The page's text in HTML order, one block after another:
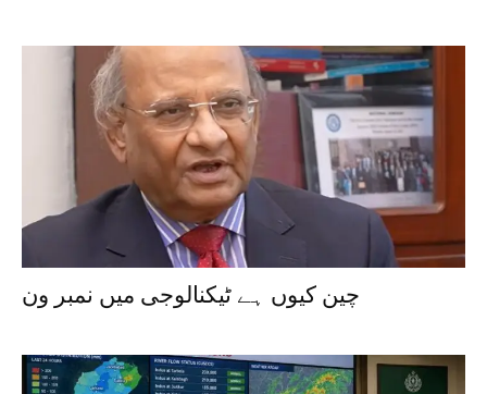
چین کیوں ہے ٹیکنالوجی میں نمبر ون